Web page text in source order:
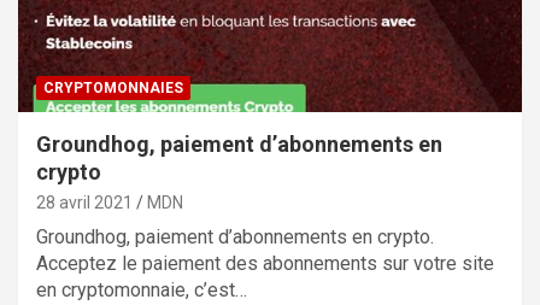
CRYPTOMONNAIES
Groundhog, paiement d’abonnements en
crypto
28 avril 2021 MDN
Groundhog, paiement d’abonnements en crypto.
Acceptez le paiement des abonnements sur votre site
en cryptomonnaie, c’est…